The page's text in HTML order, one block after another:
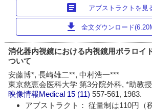
article アブストラクトを見
download 全文ダウンロード
消化器内視鏡における内視鏡用ポラロイ
ついて
安藤博*, 長崎雄二**, 中村浩一***
東京慈恵会医科大学 第3分院外科, *助教
映像情報Medical 15 (11)557-561, 1983.
アブストラクト： 従量制は110円（